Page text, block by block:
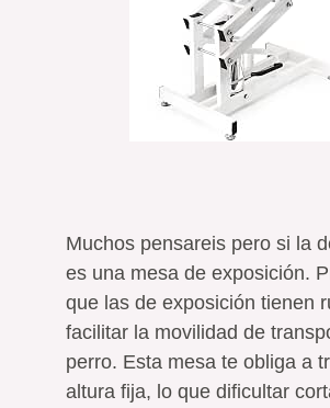
Muchos pensareis pero si la
es una mesa de exposición.
que las de exposición tienen
facilitar la movilidad de
perro. Esta mesa te obliga a
altura fija, lo que dificultar